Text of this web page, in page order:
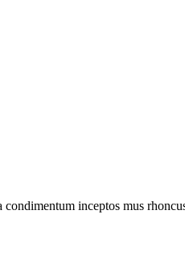
inceptos mus